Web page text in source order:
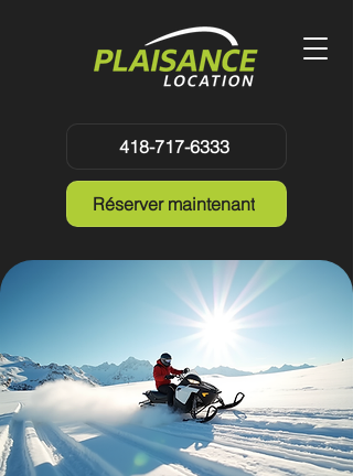
418-717-6333
Réserver maintenant